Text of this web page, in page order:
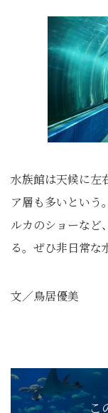
水族館は天候に左
ア層も多いという
ルカのショーなど
る。ぜひ非日常な
文／鳥居優美
こ